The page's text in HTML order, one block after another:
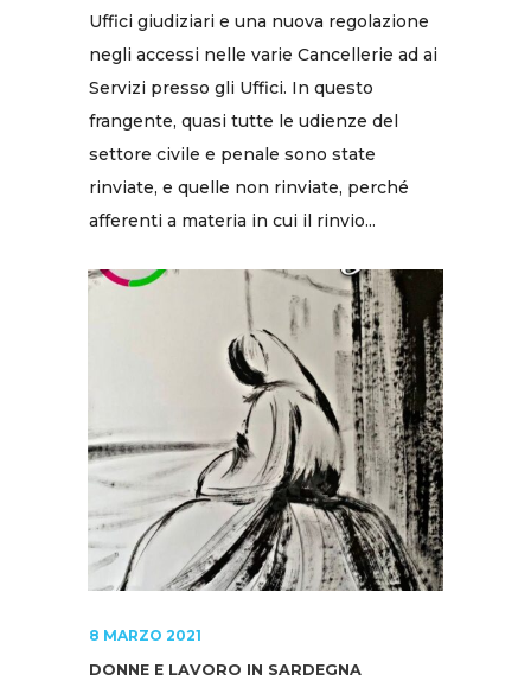
Uffici giudiziari e una nuova regolazione
negli accessi nelle varie Cancellerie ad ai
Servizi presso gli Uffici. In questo
frangente, quasi tutte le udienze del
settore civile e penale sono state
rinviate, e quelle non rinviate, perché
afferenti a materia in cui il rinvio...
8 MARZO 2021
DONNE E LAVORO IN SARDEGNA